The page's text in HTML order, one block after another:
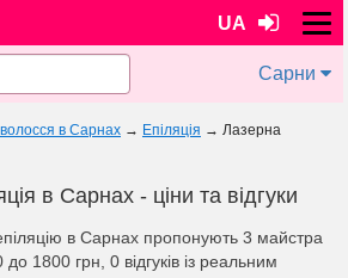
UA
Сарни
в Сарнах → Епіляція → Лазерна
в Сарнах - ціни та відгуки
в Сарнах пропонують 3 майстра
до 1800 грн, 0 відгуків із реальним